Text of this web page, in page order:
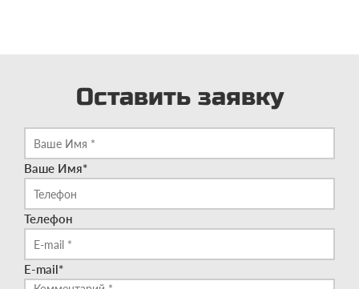
Оставить заявку
Ваше Имя*
Телефон
E-mail*